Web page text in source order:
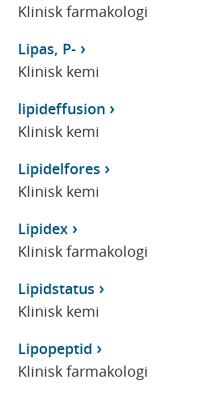
Klinisk farmakologi
Lipas, P-
Klinisk kemi
lipideffusion
Klinisk kemi
Lipidelfores
Klinisk kemi
Lipidex
Klinisk farmakologi
Lipidstatus
Klinisk kemi
Lipopeptid
Klinisk farmakologi